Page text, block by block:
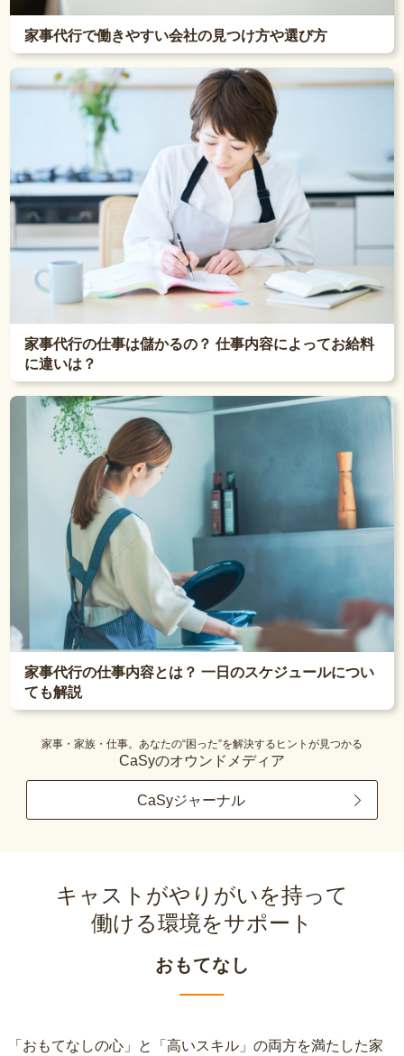
家事代行で働きやすい会社の見つけ方や選び方
家事代行の仕事は儲かるの？ 仕事内容によってお給料
に違いは？
家事代行の仕事内容とは？ 一日のスケジュールについ
ても解説
家事・家族・仕事。あなたの“困った”を解決するヒントが見つかる
CaSyのオウンドメディア
CaSyジャーナル
キャストがやりがいを持って
働ける環境をサポート
おもてなし
「おもてなしの心」と「高いスキル」の両方を満たした家